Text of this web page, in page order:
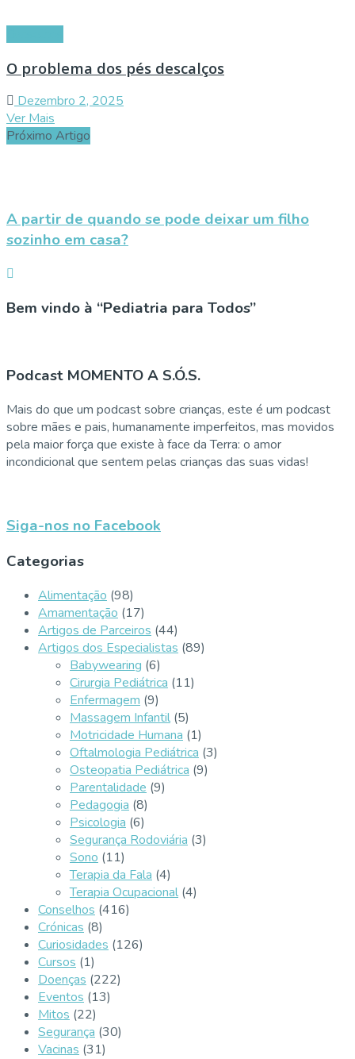
O problema dos pés descalços
Dezembro 2, 2025
Ver Mais
Próximo Artigo
A partir de quando se pode deixar um filho
sozinho em casa?
Bem vindo à “Pediatria para Todos”
Podcast MOMENTO A S.Ó.S.
Mais do que um podcast sobre crianças, este é um podcast
sobre mães e pais, humanamente imperfeitos, mas movidos
pela maior força que existe à face da Terra: o amor
incondicional que sentem pelas crianças das suas vidas!
Siga-nos no Facebook
Categorias
Alimentação (98)
Amamentação (17)
Artigos de Parceiros (44)
Artigos dos Especialistas (89)
Babywearing (6)
Cirurgia Pediátrica (11)
Enfermagem (9)
Massagem Infantil (5)
Motricidade Humana (1)
Oftalmologia Pediátrica (3)
Osteopatia Pediátrica (9)
Parentalidade (9)
Pedagogia (8)
Psicologia (6)
Segurança Rodoviária (3)
Sono (11)
Terapia da Fala (4)
Terapia Ocupacional (4)
Conselhos (416)
Crónicas (8)
Curiosidades (126)
Cursos (1)
Doenças (222)
Eventos (13)
Mitos (22)
Segurança (30)
Vacinas (31)